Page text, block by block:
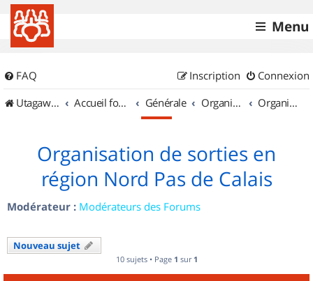
Menu
FAQ Connexion
Inscription
UtagawaVTT (Randos VTT et VTTAE avec traces GPS)
Accueil forum Générale Organisation de sorties & Recherche de partenaires Organisation de sorties en région Nord Pas de Calais
Organisation de sorties en
région Nord Pas de Calais
Modérateur : Modérateurs des Forums
Nouveau sujet
10 sujets • Page 1 sur 1